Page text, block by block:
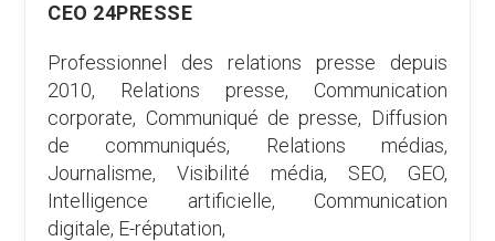
CEO 24PRESSE
Professionnel des relations presse depuis
2010, Relations presse, Communication
corporate, Communiqué de presse, Diffusion
de communiqués, Relations médias,
Journalisme, Visibilité média, SEO, GEO,
Intelligence artificielle, Communication
digitale, E-réputation,